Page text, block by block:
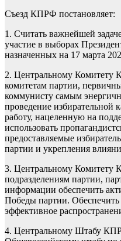
Съезд КПРФ постановляет:
1. Считать важнейшей
участие в выборах
назначенных на 17 марта
2. Центральному
комитетам партии,
коммунисту самым
проведение избирательной
работу, нацеленную на
использовать
предоставляемые
партии и укрепления
3. Центральному Комитету
подразделениям партии,
информации обеспечить
Победы партии.
эффективное
4. Центральному Штабу